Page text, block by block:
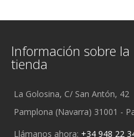
Información sobre la
tienda
La Golosina, C/ San Antón, 42
Pamplona (Navarra) 31001 -
Llámanos ahora: +34 948 22